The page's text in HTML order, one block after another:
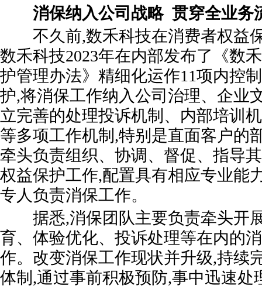
消保纳入公司战略 贯穿全业务
不久前,数禾科技在消费者权益
数禾科技2023年在内部发布了《数
护管理办法》精细化运作11项内控
护,将消保工作纳入公司治理、企业
立完善的处理投诉机制、内部培训
等多项工作机制,特别是直面客户的
牵头负责组织、协调、督促、指导
权益保护工作,配置具有相应专业能
专人负责消保工作。
据悉,消保团队主要负责牵头开
育、体验优化、投诉处理等在内的
作。改变消保工作现状并升级,持续
体制,通过事前积极预防,事中迅速处